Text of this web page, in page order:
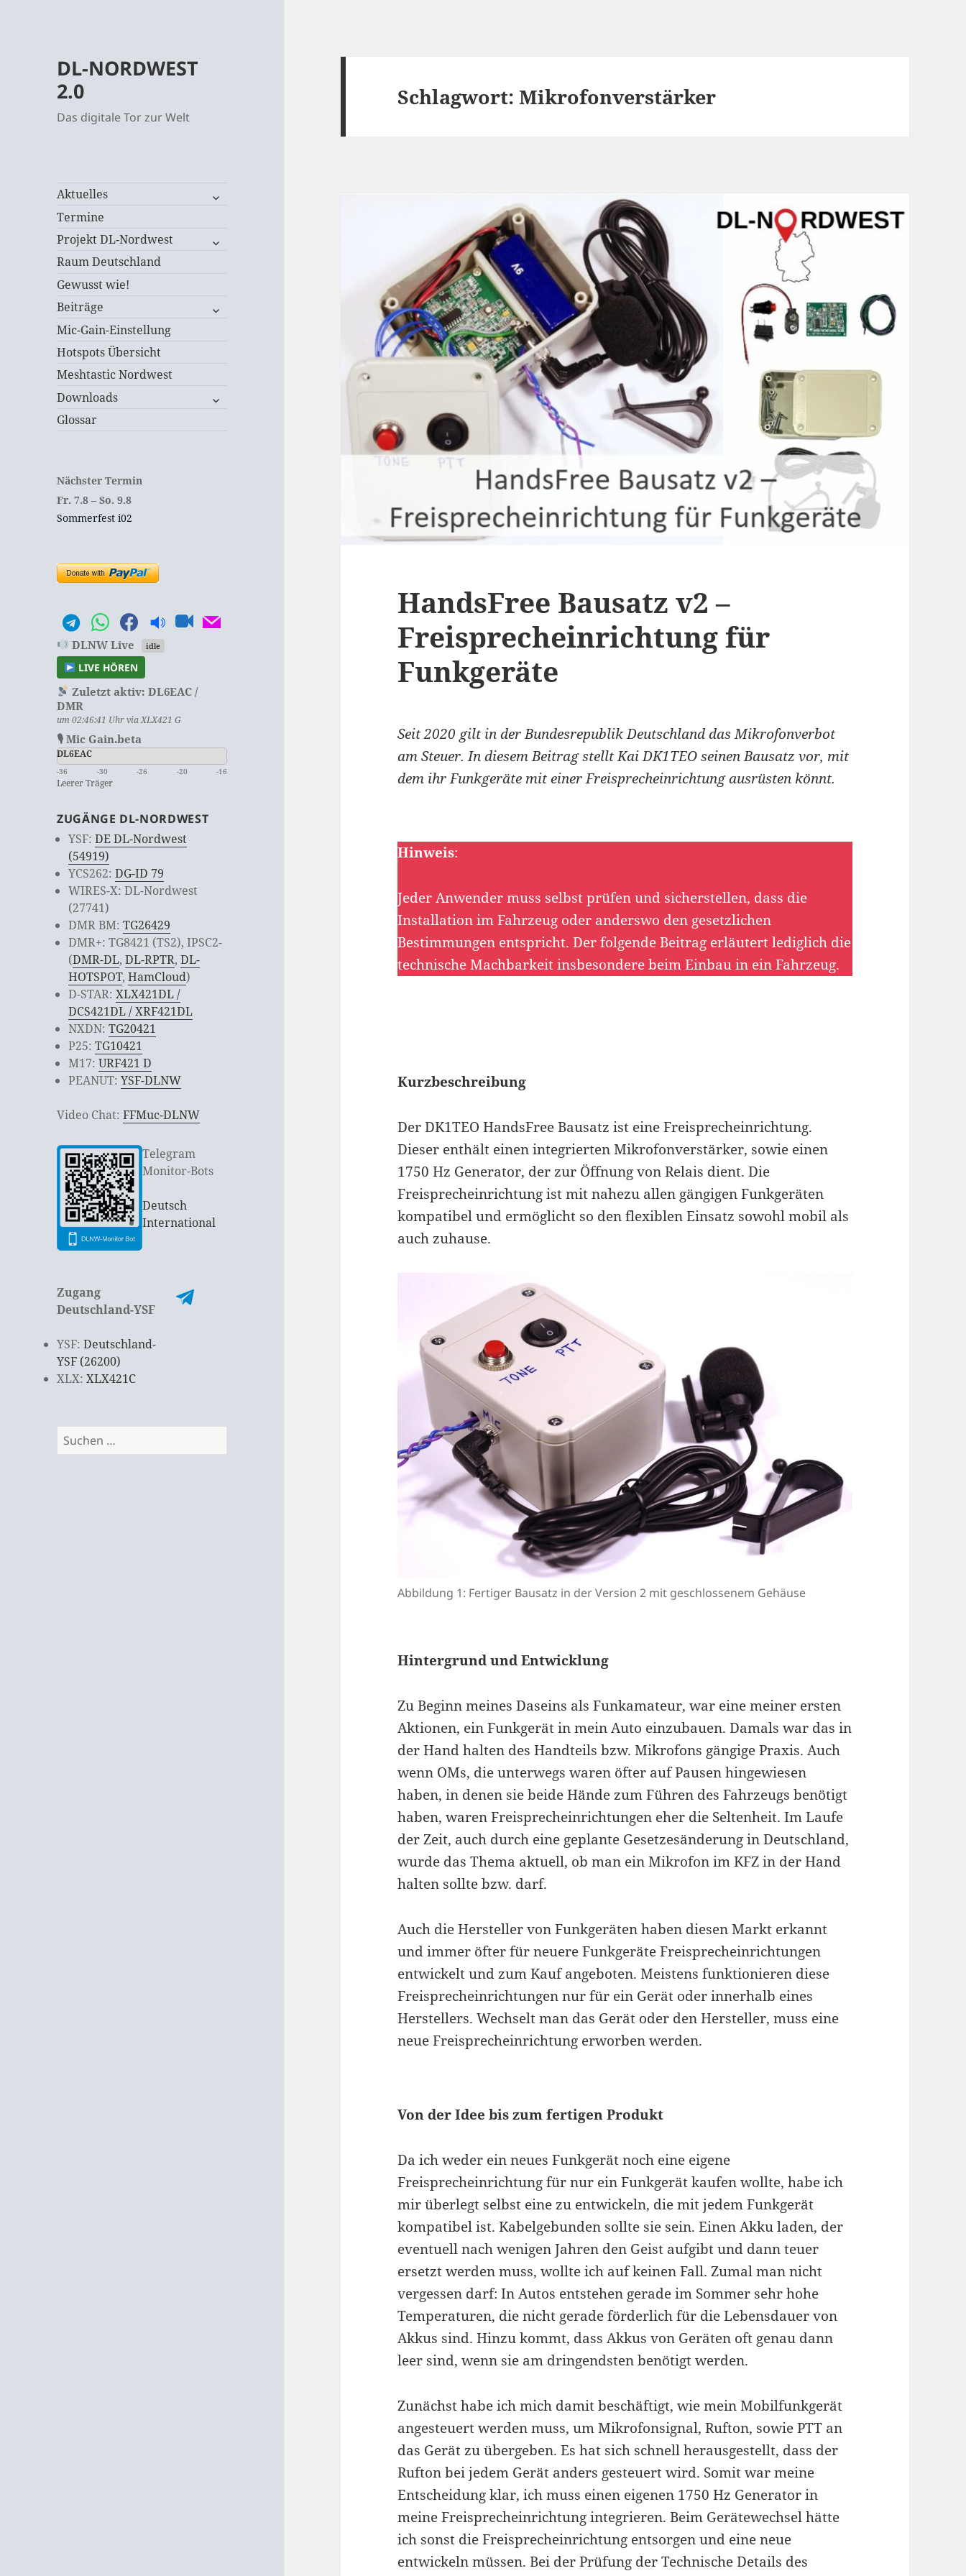
DL-NORDWEST
2.0
Das digitale Tor zur Welt
Aktuelles
untermenü
Termine
Projekt DL-Nordwest
untermenü
Raum Deutschland
Gewusst wie!
Beiträge
untermenü
Mic-Gain-Einstellung
Hotspots Übersicht
Meshtastic Nordwest
Downloads
untermenü
Glossar
Nächster Termin
Fr. 7.8 –So. 9.8
Sommerfest i02
DLNW Live idle
LIVE HÖREN
Zuletzt aktiv: DL6EAC /
DMR
um 02:46:41 Uhr via XLX421 G
🎙 Mic Gain.beta
DL6EAC
-36 -30 -26 -20 -16
Leerer Träger
ZUGÄNGE DL-NORDWEST
YSF:DE DL-Nordwest
(54919)
YCS262:DG-ID 79
WIRES-X: DL-Nordwest
(27741)
DMR BM:TG26429
DMR+: TG8421 (TS2), IPSC2-
(DMR-DL,DL-RPTR,DL-
HOTSPOT,HamCloud)
D-STAR:XLX421DL /
DCS421DL / XRF421DL
NXDN:TG20421
P25:TG10421
M17:URF421 D
PEANUT:YSF-DLNW
Video Chat:FFMuc-DLNW
Telegram
Monitor-Bots
Deutsch
International
Zugang
Deutschland-YSF
YSF:Deutschland-
YSF (26200)
XLX:XLX421C
Suchen
nach:
Schlagwort:Mikrofonverstärker
HandsFree Bausatz v2 –
Freisprecheinrichtung für
Funkgeräte
Seit 2020 gilt in der Bundesrepublik Deutschland das Mikrofonverbot
am Steuer. In diesem Beitrag stellt Kai DK1TEO seinen Bausatz vor, mit
dem ihr Funkgeräte mit einer Freisprecheinrichtung ausrüsten könnt.
Hinweis:
Jeder Anwender muss selbst prüfen und sicherstellen, dass die
Installation im Fahrzeug oder anderswo den gesetzlichen
Bestimmungen entspricht. Der folgende Beitrag erläutert lediglich die
technische Machbarkeit insbesondere beim Einbau in ein Fahrzeug.
Kurzbeschreibung
Der DK1TEO HandsFree Bausatz ist eine Freisprecheinrichtung.
Dieser enthält einen integrierten Mikrofonverstärker, sowie einen
1750 Hz Generator, der zur Öffnung von Relais dient. Die
Freisprecheinrichtung ist mit nahezu allen gängigen Funkgeräten
kompatibel und ermöglicht so den flexiblen Einsatz sowohl mobil als
auch zuhause.
Abbildung 1: Fertiger Bausatz in der Version 2 mit geschlossenem Gehäuse
Hintergrund und Entwicklung
Zu Beginn meines Daseins als Funkamateur, war eine meiner ersten
Aktionen, ein Funkgerät in mein Auto einzubauen. Damals war das in
der Hand halten des Handteils bzw. Mikrofons gängige Praxis. Auch
wenn OMs, die unterwegs waren öfter auf Pausen hingewiesen
haben, in denen sie beide Hände zum Führen des Fahrzeugs benötigt
haben, waren Freisprecheinrichtungen eher die Seltenheit. Im Laufe
der Zeit, auch durch eine geplante Gesetzesänderung in Deutschland,
wurde das Thema aktuell, ob man ein Mikrofon im KFZ in der Hand
halten sollte bzw. darf.
Auch die Hersteller von Funkgeräten haben diesen Markt erkannt
und immer öfter für neuere Funkgeräte Freisprecheinrichtungen
entwickelt und zum Kauf angeboten. Meistens funktionieren diese
Freisprecheinrichtungen nur für ein Gerät oder innerhalb eines
Herstellers. Wechselt man das Gerät oder den Hersteller, muss eine
neue Freisprecheinrichtung erworben werden.
Von der Idee bis zum fertigen Produkt
Da ich weder ein neues Funkgerät noch eine eigene
Freisprecheinrichtung für nur ein Funkgerät kaufen wollte, habe ich
mir überlegt selbst eine zu entwickeln, die mit jedem Funkgerät
kompatibel ist. Kabelgebunden sollte sie sein. Einen Akku laden, der
eventuell nach wenigen Jahren den Geist aufgibt und dann teuer
ersetzt werden muss, wollte ich auf keinen Fall. Zumal man nicht
vergessen darf: In Autos entstehen gerade im Sommer sehr hohe
Temperaturen, die nicht gerade förderlich für die Lebensdauer von
Akkus sind. Hinzu kommt, dass Akkus von Geräten oft genau dann
leer sind, wenn sie am dringendsten benötigt werden.
Zunächst habe ich mich damit beschäftigt, wie mein Mobilfunkgerät
angesteuert werden muss, um Mikrofonsignal, Rufton, sowie PTT an
das Gerät zu übergeben. Es hat sich schnell herausgestellt, dass der
Rufton bei jedem Gerät anders gesteuert wird. Somit war meine
Entscheidung klar, ich muss einen eigenen 1750 Hz Generator in
meine Freisprecheinrichtung integrieren. Beim Gerätewechsel hätte
ich sonst die Freisprecheinrichtung entsorgen und eine neue
entwickeln müssen. Bei der Prüfung der Technische Details des